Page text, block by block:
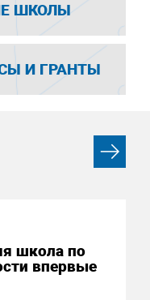
ШКОЛЫ
И ГРАНТЫ
школа по
впервые